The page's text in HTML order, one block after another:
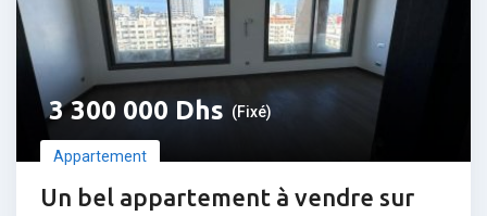
3 300 000 Dhs (Fixé)
Appartement
Un bel appartement à vendre sur